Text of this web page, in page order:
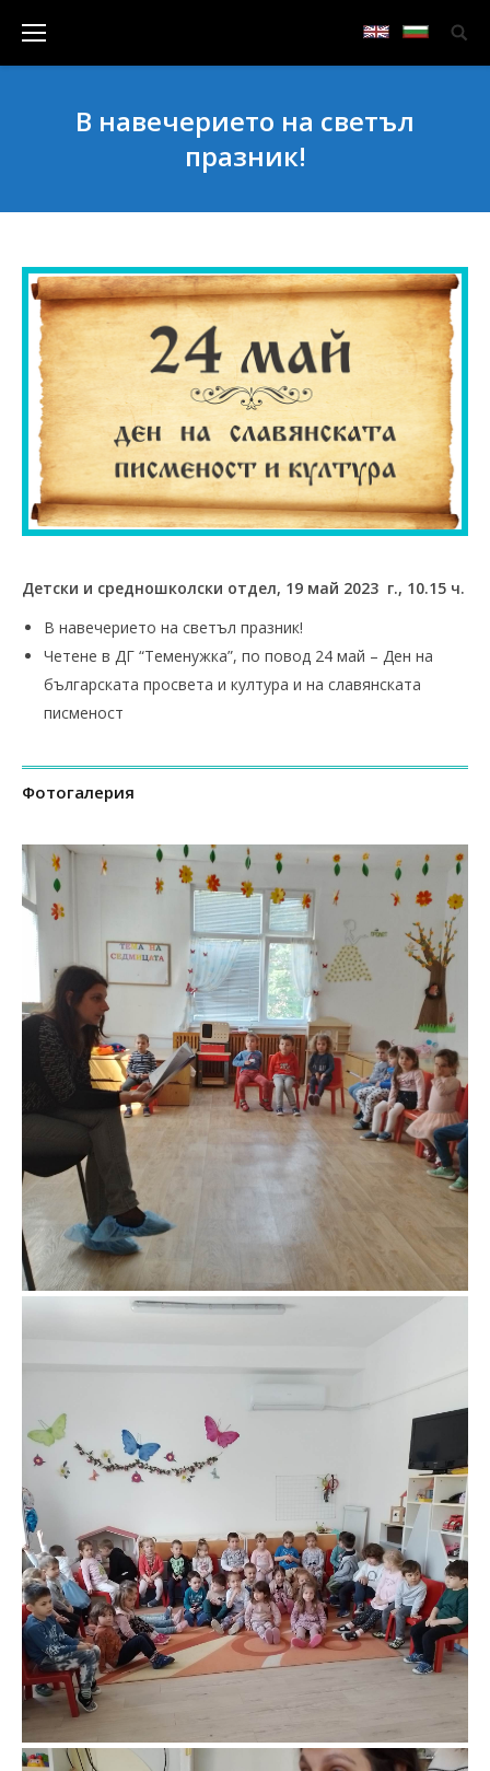
В навечерието на светъл
празник!
Детски и средношколски отдел, 19 май 2023 г., 10.15 ч.
В навечерието на светъл празник!
Четене в ДГ “Теменужка”, по повод 24 май – Ден на
българската просвета и култура и на славянската
писменост
Фотогалерия